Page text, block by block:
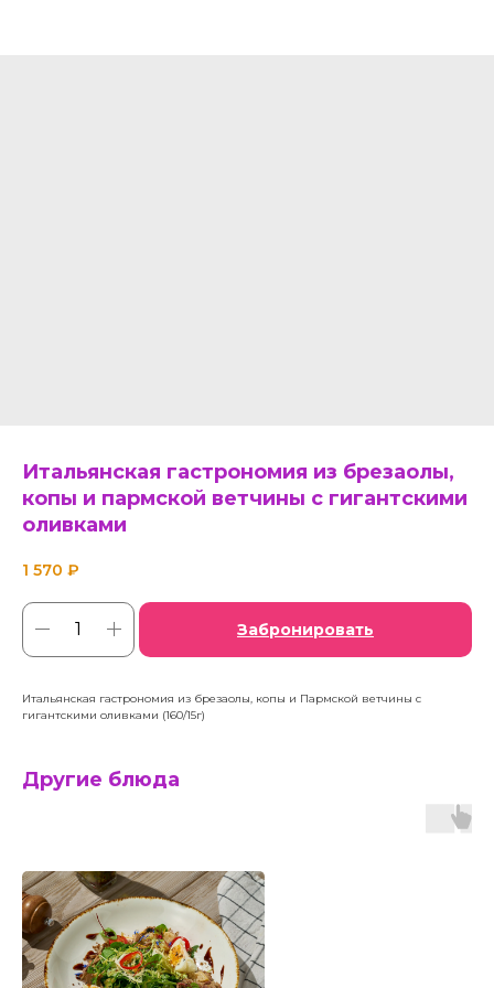
Итальянская гастрономия из брезаолы,
копы и пармской ветчины с гигантскими
оливками
1 570 ₽
Забронировать
Итальянская гастрономия из брезаолы, копы и Пармской ветчины с
гигантскими оливками (160/15г)
Другие блюда